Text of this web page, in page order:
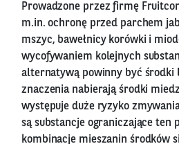
Prowadzone przez firmę
m.in. ochronę przed parchem
mszyc, bawełnicy korówki i
wycofywaniem kolejnych
alternatywą powinny być środki
znaczenia nabierają środki
występuje duże ryzyko
są substancje ograniczające ten
kombinacje mieszanin środków